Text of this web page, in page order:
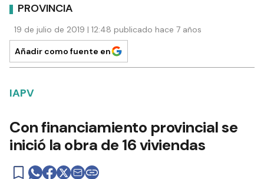
PROVINCIA
19 de julio de 2019 | 12:48 publicado hace 7 años
Añadir como fuente en
IAPV
Con financiamiento provincial se
inició la obra de 16 viviendas